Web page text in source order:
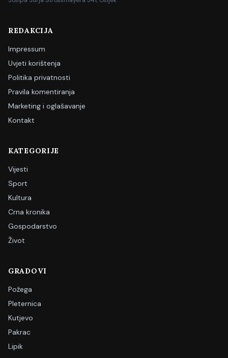
REDAKCIJA
Impressum
Uvjeti korištenja
Politika privatnosti
Pravila komentiranja
Marketing i oglašavanje
Kontakt
KATEGORIJE
Vijesti
Sport
Kultura
Crna kronika
Gospodarstvo
Život
GRADOVI
Požega
Pleternica
Kutjevo
Pakrac
Lipik